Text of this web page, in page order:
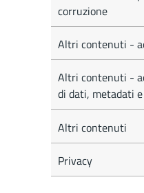
corruzione
Altri contenuti -
Altri contenuti -
di dati, metadati
Altri contenuti
Privacy
MEDICI E